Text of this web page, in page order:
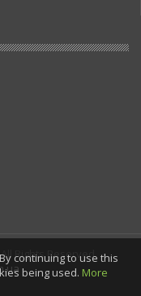
Rights Reserved.
continuing to use this
being used. More